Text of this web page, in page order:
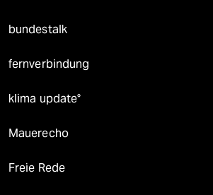
bundestalk
fernverbindung
klima update°
Mauerecho
Freie Rede